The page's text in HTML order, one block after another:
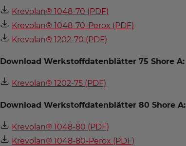
Krevolan® 1048-70 (PDF)
Krevolan® 1048-70-Perox (PDF)
Krevolan® 1202-70 (PDF)
Download Werkstoffdatenblätter 75 Shore A:
Krevolan® 1202-75 (PDF)
Download Werkstoffdatenblätter 80 Shore A:
Krevolan® 1048-80 (PDF)
Krevolan® 1048-80-Perox (PDF)